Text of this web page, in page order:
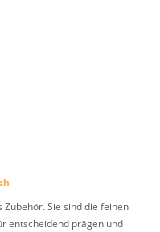
Sie sind die feinen
entscheidend prägen und